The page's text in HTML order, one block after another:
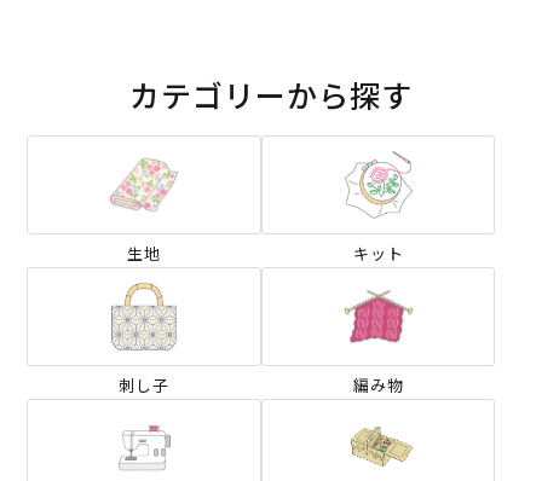
カテゴリーから探す
生地 キット
刺し子 編み物